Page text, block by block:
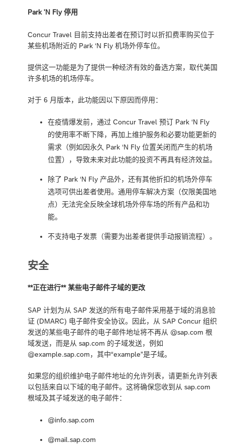
Park 'N Fly 停用
Concur Travel 目前支持出差者在预订时以折扣费率购买位于
某些机场附近的 Park ‘N Fly 机场外停车位。
提供这一功能是为了提供一种经济有效的备选方案，取代美国
许多机场的机场停车。
对于 6 月版本，此功能因以下原因而停用：
在疫情爆发前，通过 Concur Travel 预订 Park ‘N Fly
的使用率不断下降，再加上维护服务和必要功能更新的
需求（例如因永久 Park ‘N Fly 位置关闭而产生的机场
位置），导致未来对此功能的投资不再具有经济效益。
除了 Park ‘N Fly 产品外，还有其他折扣的机场外停车
选项可供出差者使用。通用停车解决方案（仅限美国地
点）无法完全反映全球机场外停车场的所有产品和功
能。
不支持电子发票（需要为出差者提供手动报销流程）。
安全
**正在进行** 某些电子邮件子域的更改
SAP 计划为从 SAP 发送的所有电子邮件采用基于域的消息验
证 (DMARC) 电子邮件安全协议。因此，从 SAP Concur 组织
发送的某些电子邮件的电子邮件地址将不再从 @sap.com 根
域发送，而是从 sap.com 的子域发送，例如
@example.sap.com，其中“example”是子域。
如果您的组织维护电子邮件地址的允许列表，请更新允许列表
以包括来自以下域的电子邮件。这将确保您收到从 sap.com
根域及其子域发送的电子邮件：
@info.sap.com
@mail.sap.com